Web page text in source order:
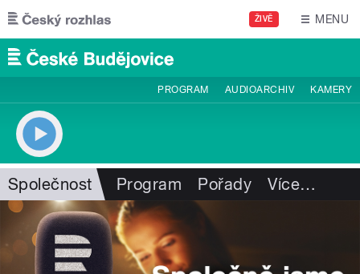
Přejít k hlavnímu obsahu
ŽIVĚ MENU
PROGRAM AUDIOARCHIV KAMERY
Společnost Program Pořady Více…